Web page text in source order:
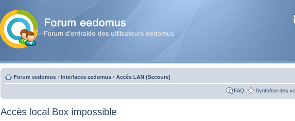
Forum eedomus ‹ Interfaces eedomus ‹ Accès LAN (Secours)
FAQ Synthèse des
Accès local Box impossible